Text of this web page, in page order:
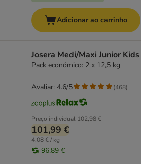
Adicionar ao carrinho
Josera Medi/Maxi Junior Kids
Pack económico: 2 x 12,5 kg
Preço individual 102,98 €
101,99 €
4,08 € / kg
96,89 €
Avaliar: 4.6/5 (468)